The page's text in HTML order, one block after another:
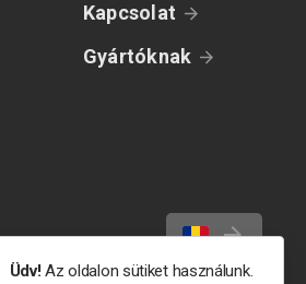
Kapcsolat
Gyártóknak
Üdv!Az oldalon sütiket használunk.